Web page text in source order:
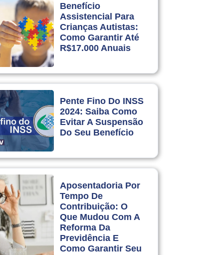
Benefício
Assistencial Para
Crianças Autistas:
Como Garantir Até
R$17.000 Anuais
Pente Fino Do INSS
2024: Saiba Como
Evitar A Suspensão
Do Seu Benefício
Aposentadoria Por
Tempo De
Contribuição: O
Que Mudou Com A
Reforma Da
Previdência E
Como Garantir Seu